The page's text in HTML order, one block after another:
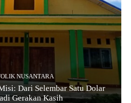
NUSANTARA
Dari Selembar Satu Dolar
Gerakan Kasih